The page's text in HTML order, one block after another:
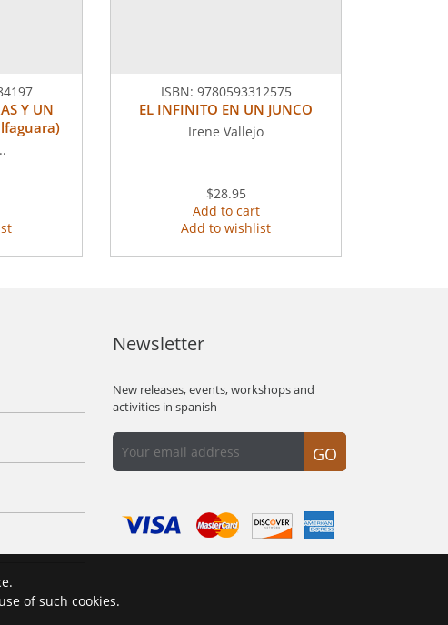
Y UN
ISBN: 9780593312575
EL INFINITO EN UN JUNCO
Irene Vallejo
$28.95
Add to cart
Add to wishlist
Newsletter
New releases, events, workshops and
activities in spanish
GO
of such cookies.